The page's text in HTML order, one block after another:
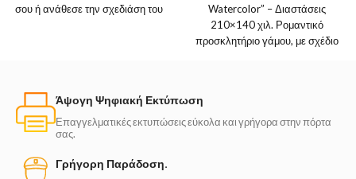
σου ή ανάθεσε την σχεδιάση του
Watercolor” – Διαστάσεις
210×140 χιλ. Ρομαντικό
προσκλητήριο γάμου, με σχέδιο
Άψογη Ψηφιακή Εκτύπωση
Επαγγελματικές εκτυπώσεις εύκολα και γρήγορα στην πόρτα
σας.
Γρήγορη Παράδοση.